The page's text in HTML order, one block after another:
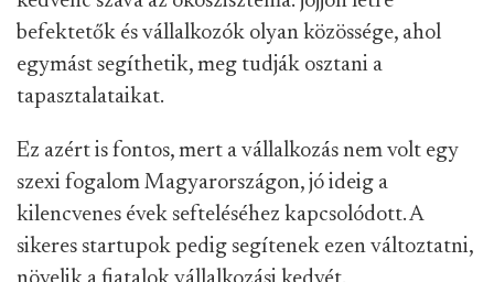
befektetők és vállalkozók olyan közössége, ahol
egymást segíthetik, meg tudják osztani a
tapasztalataikat.
Ez azért is fontos, mert a vállalkozás nem volt egy
szexi fogalom Magyarországon, jó ideig a
kilencvenes évek sefteléséhez kapcsolódott. A
sikeres startupok pedig segítenek ezen változtatni,